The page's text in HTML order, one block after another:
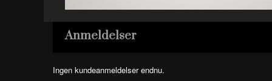
Anmeldelser
Ingen kundeanmeldelser endnu.